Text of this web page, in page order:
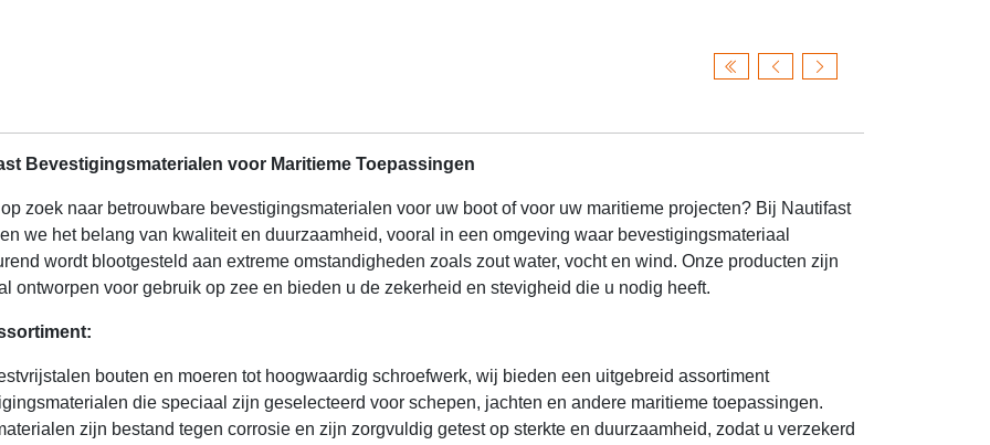
Bevestigingsmaterialen voor Maritieme Toepassingen
zoek naar betrouwbare bevestigingsmaterialen voor uw boot of voor uw maritieme projecten? Bij Nautifast
we het belang van kwaliteit en duurzaamheid, vooral in een omgeving waar bevestigingsmateriaal
wordt blootgesteld aan extreme omstandigheden zoals zout water, vocht en wind. Onze producten zijn
ontworpen voor gebruik op zee en bieden u de zekerheid en stevigheid die u nodig heeft.
bouten en moeren tot hoogwaardig schroefwerk, wij bieden een uitgebreid assortiment
die speciaal zijn geselecteerd voor schepen, jachten en andere maritieme toepassingen.
zijn bestand tegen corrosie en zijn zorgvuldig getest op sterkte en duurzaamheid, zodat u verzekerd